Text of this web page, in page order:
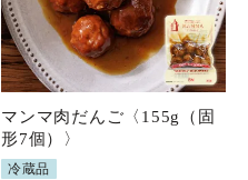
マンマ肉だんご〈155g（固
形7個）〉
冷蔵品